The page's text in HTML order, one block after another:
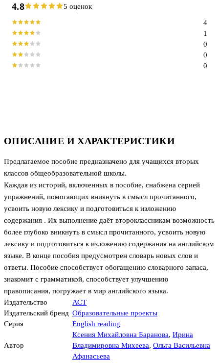
ОПИСАНИЕ И ХАРАКТЕРИСТИКИ
Предлагаемое пособие предназначено для учащихся вторых
классов общеобразовательной школы.
Каждая из историй, включенных в пособие, снабжена серией
упражнений, помогающих вникнуть в смысл прочитанного,
усвоить новую лексику и подготовиться к изложению
содержания . Их выполнение даёт второклассникам возможность
более глубоко вникнуть в смысл прочитанного, усвоить новую
лексику и подготовиться к изложению содержания на английском
языке. В конце пособия предусмотрен словарь новых слов и
ответы. Пособие способствует обогащению словарного запаса,
знакомит с грамматикой, способствует улучшению
правописания, погружает в мир английского языка.
Издательство
АСТ
Издательский бренд Образовательные проекты
Серия
English reading
Автор
Ксения Михайловна Баранова, Ирина
Владимировна Михеева, Ольга Васильевна
Афанасьева
4.8 5 оценок
0
0
0
1
4